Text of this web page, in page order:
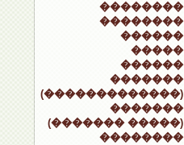
��������
��������
������
�����
������
�������
(�������������)
�������
(������� �����)
��������